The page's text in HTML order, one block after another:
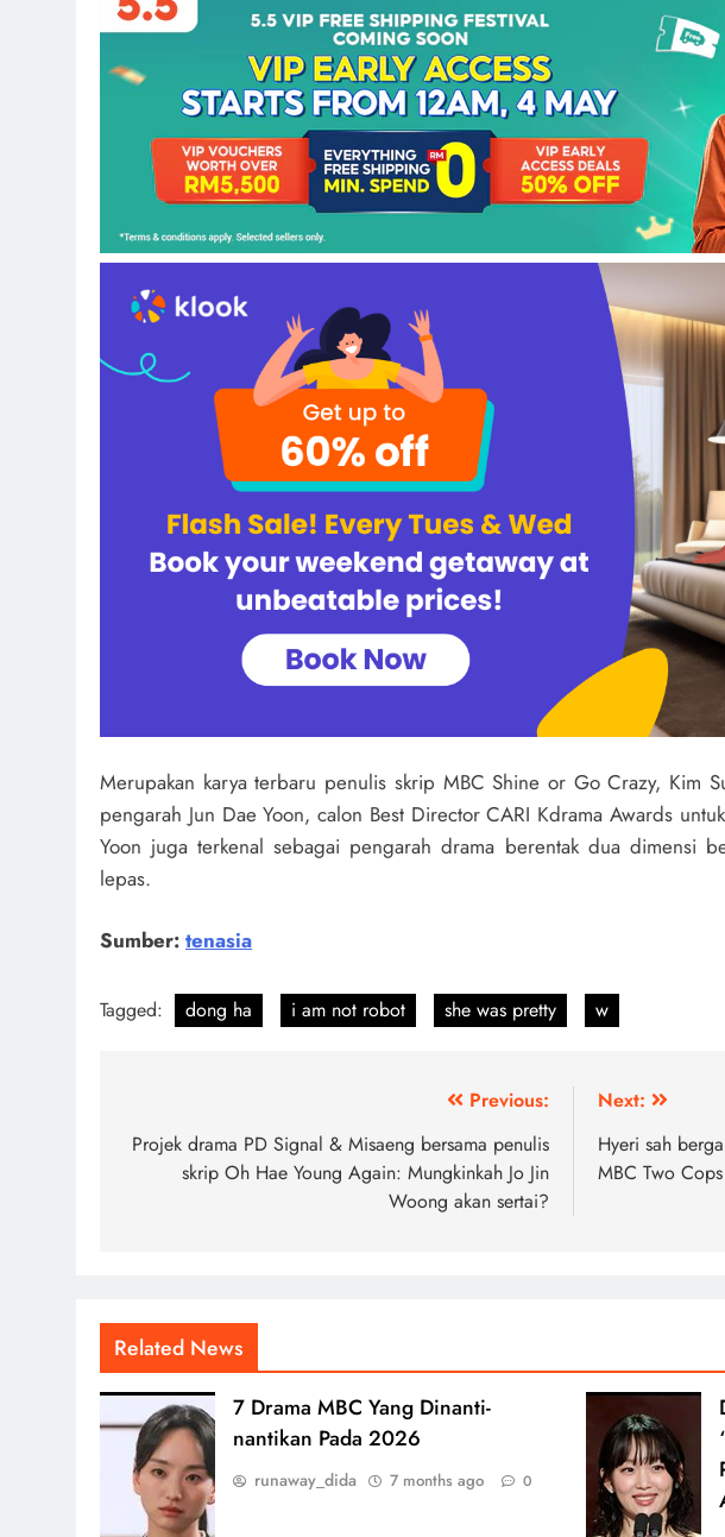
Merupakan karya terbaru penulis skrip MBC Shine or Go Crazy, Kim
pengarah Jun Dae Yoon, calon Best Director CARI Kdrama Awards
Yoon juga terkenal sebagai pengarah drama berentak dua dimensi
lepas.
Sumber: tenasia
Tagged: dong ha i am not robot she was pretty w
navigation
Previous:
Projek drama PD Signal & Misaeng bersama penulis
skrip Oh Hae Young Again: Mungkinkah Jo Jin
Woong akan sertai?
Next:
Hyeri sah
MBC Two Cops
Related News
7 Drama MBC Yang Dinanti-
nantikan Pada 2026
runaway_dida 7 months ago 0